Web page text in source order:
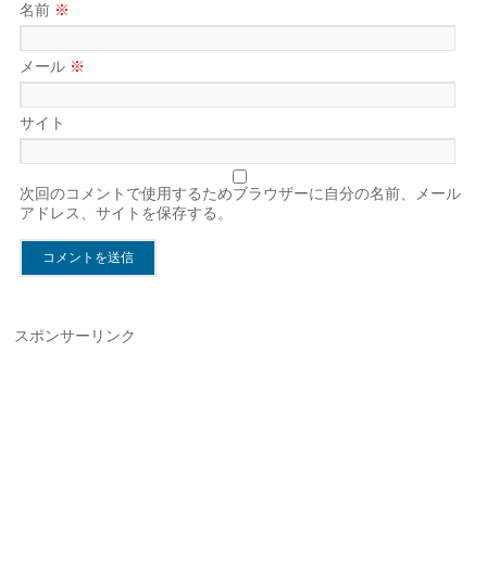
名前 ※
メール ※
サイト
次回のコメントで使用するためブラウザーに自分の名前、メール
アドレス、サイトを保存する。
スポンサーリンク